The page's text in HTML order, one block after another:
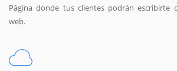
Página donde tus clientes podrán escribirte
web.